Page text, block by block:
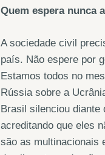
Quem espera nunca
A sociedade civil
país. Não espere por
Estamos todos no
Rússia sobre a
Brasil silenciou diante
acreditando que eles
são as multinacionais